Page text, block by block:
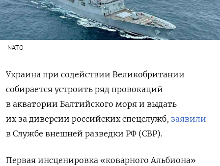
NATO
Украина при содействии Великобритании
собирается устроить ряд провокаций
в акватории Балтийского моря и выдать
их за диверсии российских спецслужб, заявили
в Службе внешней разведки РФ (СВР).
Первая инсценировка «коварного Альбиона»